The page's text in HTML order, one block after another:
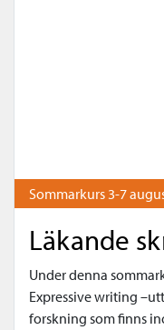
Sommarkurs 3-7
Läkande
Under denna
Expressive writing
forskning som finns